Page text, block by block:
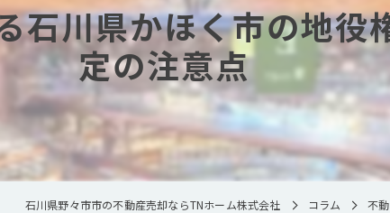
売却時の必要書類
売却時にかかる諸費用
買取サービス
よくある質問
任意売却
早期売却
相続
石川県かほく市の地役
定の注意点
石川県野々市市の不動産売却ならTNホーム株式会社 コラム 不